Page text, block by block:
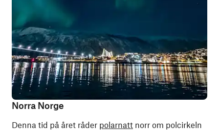
Norra Norge
Denna tid på året råder polarnatt norr om polcirkeln